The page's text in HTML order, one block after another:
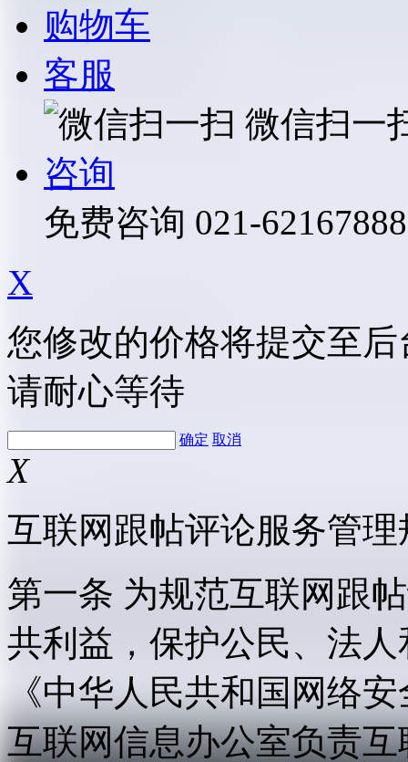
购物车
客服
微信扫一
咨询
免费咨询 021-62167888
X
您修改的价格将提交至
请耐心等待
确定 取消
X
互联网跟帖评论服务管理
第一条 为规范互联网跟
共利益，保护公民、法
《中华人民共和国网络
互联网信息办公室负责